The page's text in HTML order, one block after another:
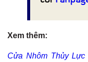
Xem thêm:
Cửa Nhôm Thủy